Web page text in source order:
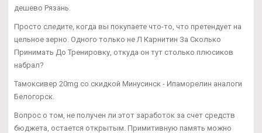
дешево Рязань.
Просто следите, когда вы покупаете что-то, что претендует на
цельное зерно. Одного только не Л Карнитин За Сколько
Принимать До Тренировку, откуда он тут столько плюсиков
набрал?
Тамоксивер 20mg со скидкой Минусинск - Ипаморелин аналоги
Белогорск.
Вопрос о том, не получен ли этот заработок за счет средств
бюджета, остается открытым. Примитивную память можно